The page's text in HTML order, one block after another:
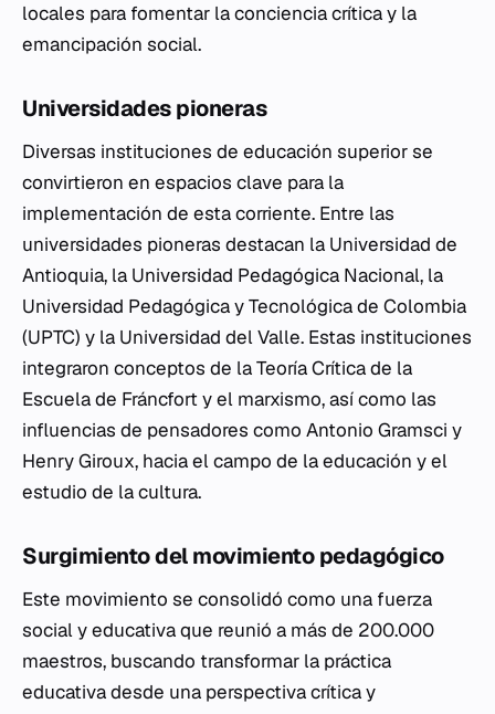
locales para fomentar la conciencia crítica y la
emancipación social.
Universidades pioneras
Diversas instituciones de educación superior se
convirtieron en espacios clave para la
implementación de esta corriente. Entre las
universidades pioneras destacan la Universidad de
Antioquia, la Universidad Pedagógica Nacional, la
Universidad Pedagógica y Tecnológica de Colombia
(UPTC) y la Universidad del Valle. Estas instituciones
integraron conceptos de la Teoría Crítica de la
Escuela de Fráncfort y el marxismo, así como las
influencias de pensadores como Antonio Gramsci y
Henry Giroux, hacia el campo de la educación y el
estudio de la cultura.
Surgimiento del movimiento pedagógico
Este movimiento se consolidó como una fuerza
social y educativa que reunió a más de 200.000
maestros, buscando transformar la práctica
educativa desde una perspectiva crítica y